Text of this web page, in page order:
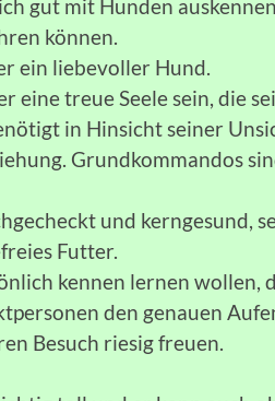
gut mit Hunden
können.
ein liebevoller Hund.
eine treue Seele sein, die
in Hinsicht seiner
Grundkommandos
und kerngesund,
Futter.
kennen lernen wollen,
den genauen
Besuch riesig freuen.